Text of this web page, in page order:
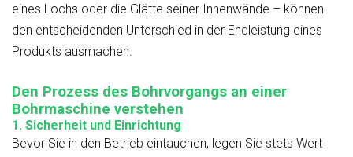
eines Lochs oder die Glätte seiner Innenwände – können
den entscheidenden Unterschied in der Endleistung eines
Produkts ausmachen.
Den Prozess des Bohrvorgangs an einer
Bohrmaschine verstehen
1. Sicherheit und Einrichtung
Bevor Sie in den Betrieb eintauchen, legen Sie stets Wert